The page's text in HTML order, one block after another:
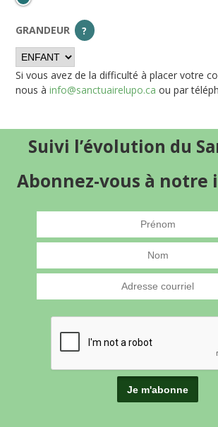
GRANDEUR ?
Si vous avez de la difficulté à placer votre
nous à info@sanctuairelupo.ca ou par
Suivi l’évolution du
Abonnez-vous à